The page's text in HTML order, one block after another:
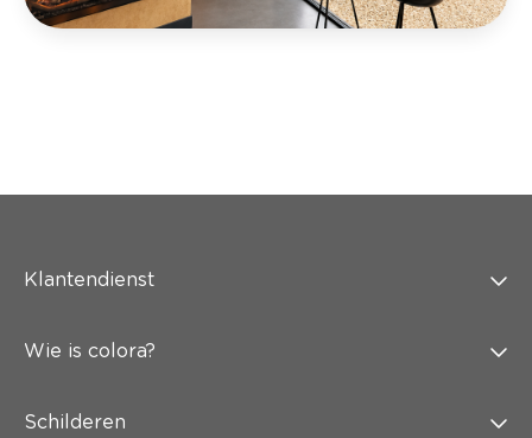
Klantendienst
Wie is colora?
Schilderen